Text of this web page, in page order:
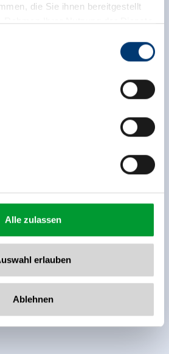
die Sie ihnen bereitgestellt
Rahmen Ihrer Nutzung der Dienste
Ziller
Alle zulassen
erlauben
Ablehnen